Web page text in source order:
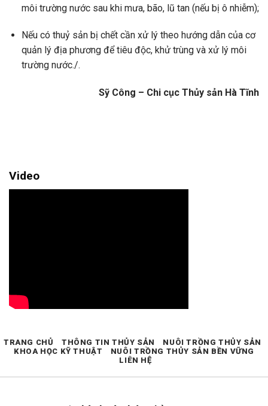
môi trường nước sau khi mưa, bão, lũ tan (nếu bị ô nhiễm);
Nếu có thuỷ sản bị chết cần xử lý theo hướng dẫn của cơ
quản lý địa phương để tiêu độc, khử trùng và xử lý môi
trường nước./.
Sỹ Công – Chi cục Thủy sản Hà Tĩnh
Video
TRANG CHỦ THÔNG TIN THỦY SẢN
NUÔI TRỒNG THỦY SẢN
KHOA HỌC KỸ THUẬT
NUÔI TRỒNG THỦY SẢN BỀN VỮNG
LIÊN HỆ